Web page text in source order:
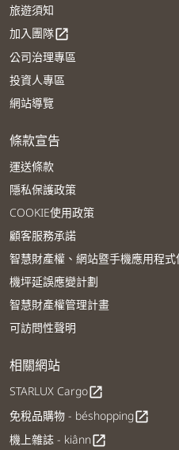
旅遊須知
加入團隊open_in_new
公司治理專區
投資人專區
網站導覽
條款宣告
運送條款
隱私保護政策
COOKIE使用政策
顧客服務承諾
智慧財產權、網站暨手機應用程
機坪延誤應變計劃
智慧財產權管理計畫
可訪問性聲明
相關網站
STARLUX Cargoopen_in_new
免稅品購物 - béshoppingopen_in_new
機上雜誌 - kiânnopen_in_new